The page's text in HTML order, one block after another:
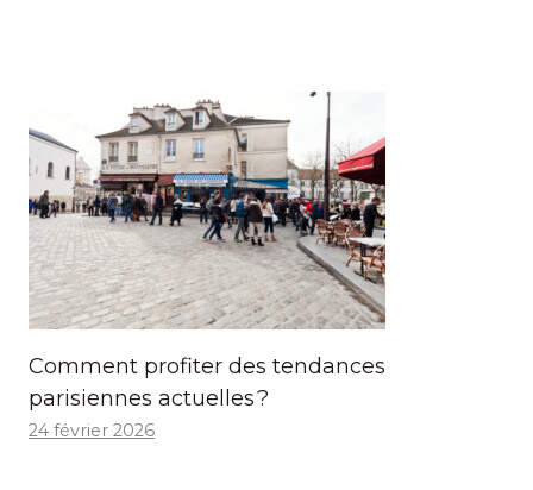
Comment profiter des tendances
parisiennes actuelles ?
24 février 2026